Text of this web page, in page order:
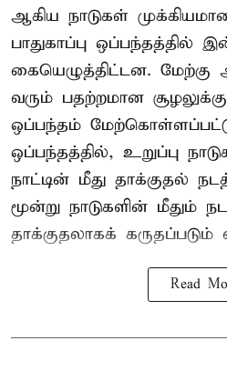
ஆகிய நாடுகள்
பாதுகாப்பு ஒப்பந்தத்தில்
கையெழுத்திட்டன. மேற்கு
வரும் பதற்றமான
ஒப்பந்தம்
ஒப்பந்தத்தில், உறுப்பு
நாட்டின் மீது தாக்குதல்
மூன்று நாடுகளின் மீதும்
தாக்குதலாகக் கருதப்படும்
Read